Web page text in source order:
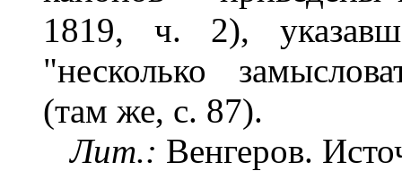
1819, ч. 2),
"несколько
(там же, с. 87).
Лит.: Венгеров.